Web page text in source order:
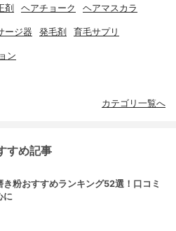
剤 ヘアチョーク ヘアマスカラ
ージ器 発毛剤 育毛サプリ
ン
カテゴリ一覧へ
すめ記事
粉おすすめランキング52選！口コミ
に